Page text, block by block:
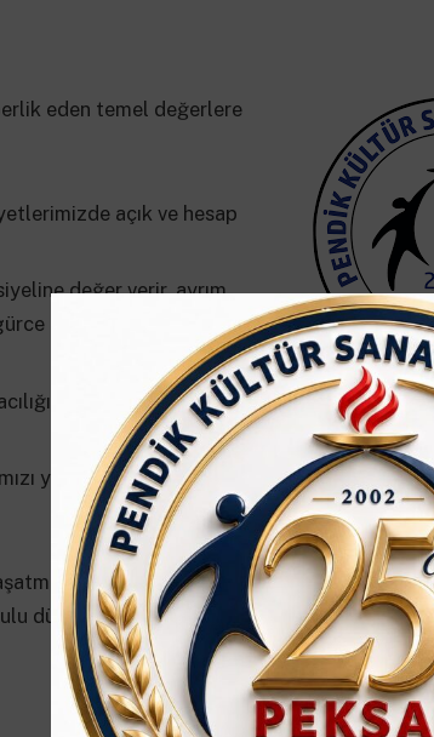
eden temel değerlere
açık ve hesap
değer verir, ayrım
ifade edebileceği bir
toplumda pozitif bir
yaşatırken, modern eğitim metotları ve
yetenekleri keşfetmeye ve geleceğe
dünyanın bir parçası olmak için bize katılın!